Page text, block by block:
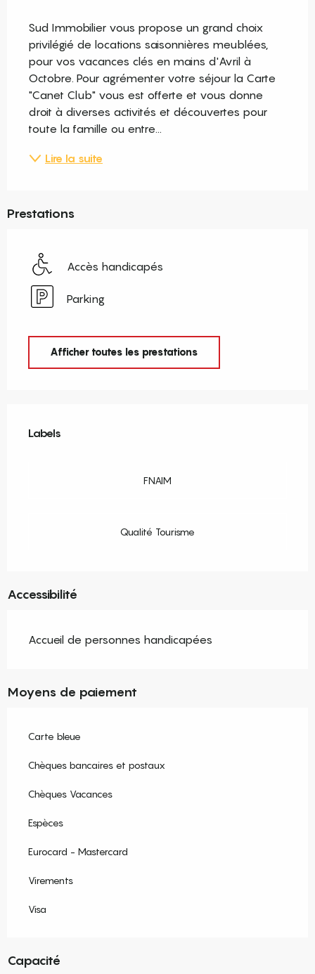
Sud Immobilier vous propose un grand choix
privilégié de locations saisonnières meublées,
pour vos vacances clés en mains d'Avril à
Octobre. Pour agrémenter votre séjour la Carte
"Canet Club" vous est offerte et vous donne
droit à diverses activités et découvertes pour
toute la famille ou entre...
Lire la suite
Prestations
Accès handicapés
Parking
Afficher toutes les prestations
Labels
Labels
FNAIM
Qualité Tourisme
Accessibilité
Accueil de personnes handicapées
Moyens de paiement
Carte bleue
Chèques bancaires et postaux
Chèques Vacances
Espèces
Eurocard - Mastercard
Virements
Visa
Capacité